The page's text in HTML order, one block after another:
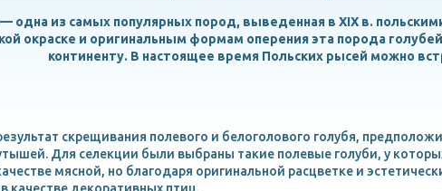
одна из самых популярных пород, выведенная в XIX в.
окраске и оригинальным формам оперения эта порода
континенту. В настоящее время Польских рысей можно
скрещивания полевого и белоголового голубя,
Для селекции были выбраны такие полевые голуби, у
мясной, но благодаря оригинальной расцветке и